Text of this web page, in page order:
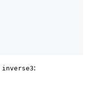
inverse3: